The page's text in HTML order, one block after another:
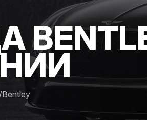
/Bentley